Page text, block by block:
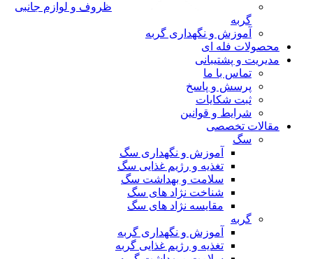
ظروف و لوازم جانبی
گربه
آموزش و نگهداری گربه
محصولات فله ای
مدیریت و پشتیبانی
تماس با ما
پرسش و پاسخ
ثبت شکایات
شرایط و قوانین
مقالات تخصصی
سگ
آموزش و نگهداری سگ
تغذیه و رژیم غذایی سگ
سلامت و بهداشت سگ
شناخت نژاد های سگ
مقایسه نژاد های سگ
گربه
آموزش و نگهداری گربه
تغذیه و رژیم غذایی گربه